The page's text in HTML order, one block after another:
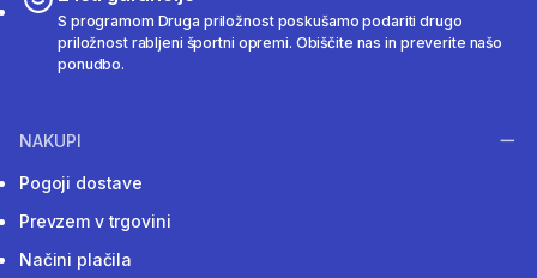
S programom Druga priložnost poskušamo podariti drugo
priložnost rabljeni športni opremi. Obiščite nas in preverite našo
ponudbo.
NAKUPI
Pogoji dostave
Prevzem v trgovini
Načini plačila